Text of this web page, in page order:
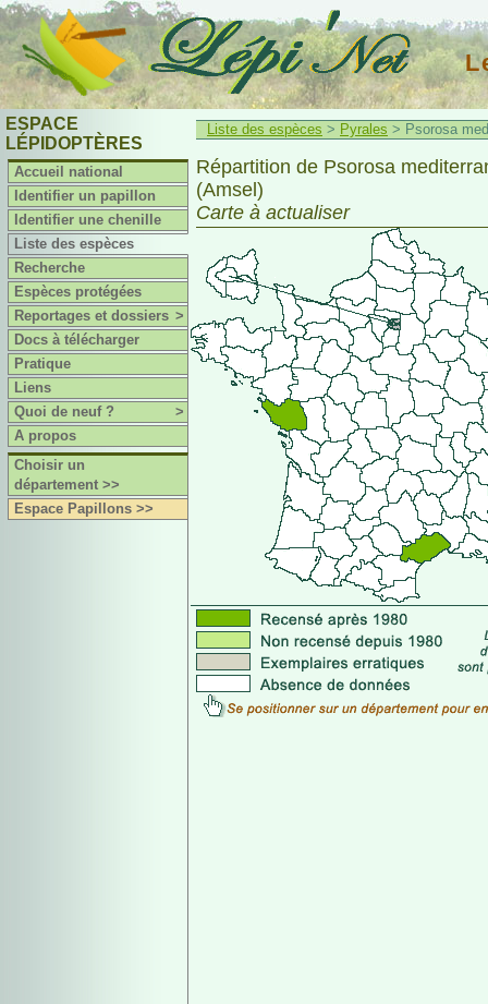
ESPACE
LÉPIDOPTÈRES
Accueil national
Identifier un papillon
Identifier une chenille
Liste des espèces
Recherche
Espèces protégées
Reportages et dossiers >
Docs à télécharger
Pratique
Liens
Quoi de neuf ?
>
A propos
Choisir un
département >>
Espace Papillons >>
Liste des espèces > Pyrales > Psorosa
Répartition de Psorosa
(Amsel)
Carte à actualiser